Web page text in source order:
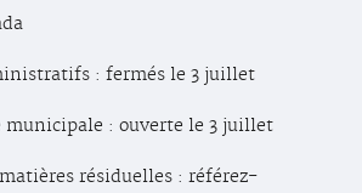
: fermés le 3 juillet
: ouverte le 3 juillet
résiduelles : référez-